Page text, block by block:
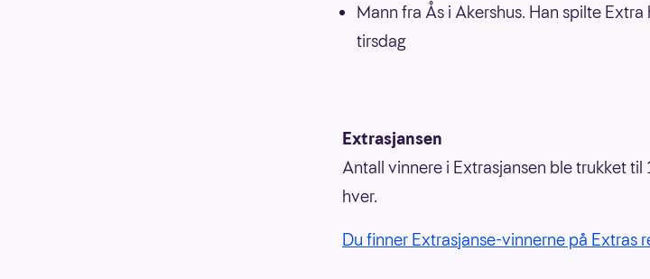
Mann fra Ås i Akershus. Han spilte
tirsdag
Extrasjansen
Antall vinnere i Extrasjansen ble trukket
hver.
Du finner Extrasjanse-vinnerne på Extras